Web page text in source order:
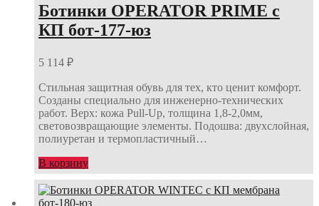
Ботинки OPERATOR PRIME с
КП бот-177-юз
5 114 ₽
Стильная защитная обувь для тех, кто ценит комфорт.
Созданы специально для инженерно-технических
работ. Верх: кожа Pull-Up, толщина 1,8-2,0мм,
световозвращающие элементы. Подошва: двухслойная,
полиуретан и термопластичный…
В корзину